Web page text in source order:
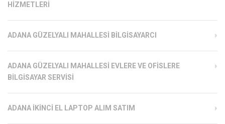
HIZMETLERI
ADANA GÜZELYALI MAHALLESI BILGISAYARCI
ADANA GÜZELYALI MAHALLESI EVLERE VE OFISLERE
BILGISAYAR SERVISI
ADANA İKINCI EL LAPTOP ALIM SATIM